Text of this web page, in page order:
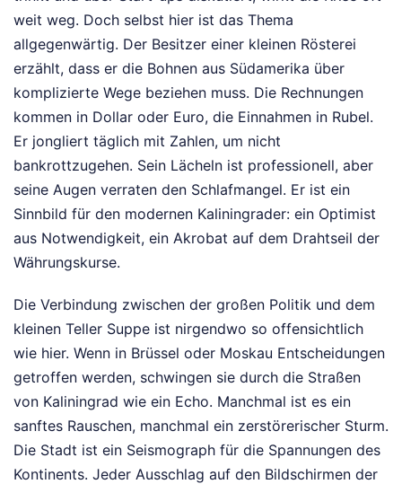
weit weg. Doch selbst hier ist das Thema
allgegenwärtig. Der Besitzer einer kleinen Rösterei
erzählt, dass er die Bohnen aus Südamerika über
komplizierte Wege beziehen muss. Die Rechnungen
kommen in Dollar oder Euro, die Einnahmen in Rubel.
Er jongliert täglich mit Zahlen, um nicht
bankrottzugehen. Sein Lächeln ist professionell, aber
seine Augen verraten den Schlafmangel. Er ist ein
Sinnbild für den modernen Kaliningrader: ein Optimist
aus Notwendigkeit, ein Akrobat auf dem Drahtseil der
Währungskurse.
Die Verbindung zwischen der großen Politik und dem
kleinen Teller Suppe ist nirgendwo so offensichtlich
wie hier. Wenn in Brüssel oder Moskau Entscheidungen
getroffen werden, schwingen sie durch die Straßen
von Kaliningrad wie ein Echo. Manchmal ist es ein
sanftes Rauschen, manchmal ein zerstörerischer Sturm.
Die Stadt ist ein Seismograph für die Spannungen des
Kontinents. Jeder Ausschlag auf den Bildschirmen der